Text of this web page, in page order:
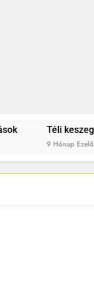
Téli keszegezés –
9 Hónap Ezelőtt